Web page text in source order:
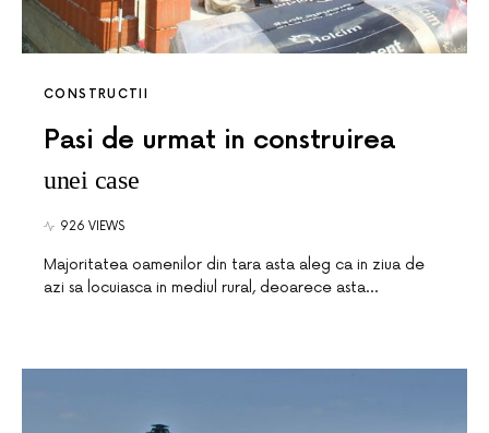
CONSTRUCTII
Pasi de urmat in construirea
unei case
926 VIEWS
Majoritatea oamenilor din tara asta aleg ca in ziua de
azi sa locuiasca in mediul rural, deoarece asta…